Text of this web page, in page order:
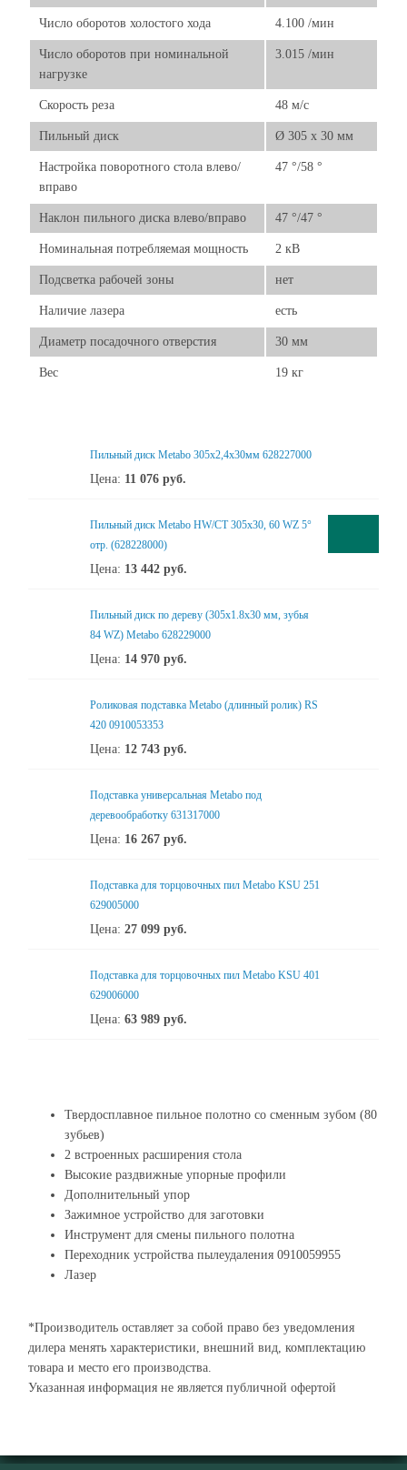
Число оборотов холостого хода 4.100 /мин
Число оборотов при номинальной
нагрузке
3.015 /мин
Скорость реза 48 м/с
Пильный диск Ø 305 x 30 мм
Настройка поворотного стола влево/
вправо
47 °/58 °
Наклон пильного диска влево/вправо 47 °/47 °
Номинальная потребляемая мощность 2 кВ
Подсветка рабочей зоны нет
Наличие лазера есть
Диаметр посадочного отверстия 30 мм
Вес 19 кг
Пильный диск Metabo 305x2,4х30мм 628227000
Цена: 11 076 руб.
Пильный диск Metabo HW/CT 305x30, 60 WZ 5°
отр. (628228000)
Цена: 13 442 руб.
Пильный диск по дереву (305x1.8х30 мм, зубья
84 WZ) Metabo 628229000
Цена: 14 970 руб.
Роликовая подставка Metabo (длинный ролик) RS
420 0910053353
Цена: 12 743 руб.
Подставка универсальная Metabo под
деревообработку 631317000
Цена: 16 267 руб.
Подставка для торцовочных пил Metabo KSU 251
629005000
Цена: 27 099 руб.
Подставка для торцовочных пил Metabo KSU 401
629006000
Цена: 63 989 руб.
Твердосплавное пильное полотно со сменным зубом (80
зубьев)
2 встроенных расширения стола
Высокие раздвижные упорные профили
Дополнительный упор
Зажимное устройство для заготовки
Инструмент для смены пильного полотна
Переходник устройства пылеудаления 0910059955
Лазер
*Производитель оставляет за собой право без уведомления
дилера менять характеристики, внешний вид, комплектацию
товара и место его производства.
Указанная информация не является публичной офертой